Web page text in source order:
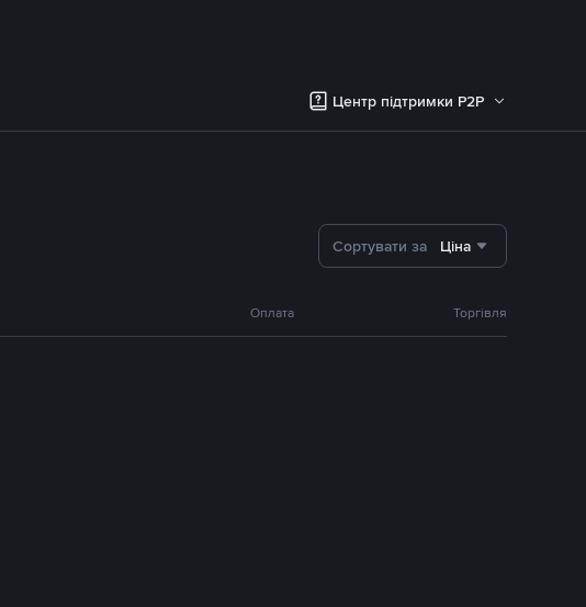
Центр підтримки P2P
Сортувати за Ціна
Оплата Торгівля